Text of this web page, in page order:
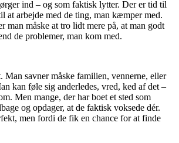
ind – og som faktisk lytter. Der er tid til
at arbejde med de ting, man kæmper med.
man måske at tro lidt mere på, at man godt
de problemer, man kom med.
Man savner måske familien, vennerne, eller
kan føle sig anderledes, vred, ked af det –
Men mange, der har boet et sted som
og opdager, at de faktisk voksede dér.
men fordi de fik en chance for at finde